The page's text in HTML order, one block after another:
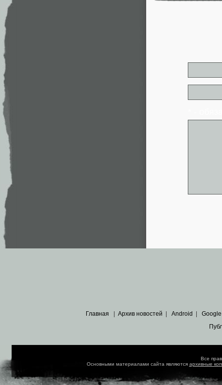
Главная | Архив новостей | Android | Google
Все
Основными материалами сайта являются архивные